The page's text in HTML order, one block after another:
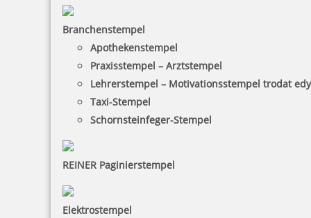
Branchenstempel
Apothekenstempel
Praxisstempel – Arztstempel
Lehrerstempel – Motivationsstempel trodat
Taxi-Stempel
Schornsteinfeger-Stempel
REINER Paginierstempel
Elektrostempel